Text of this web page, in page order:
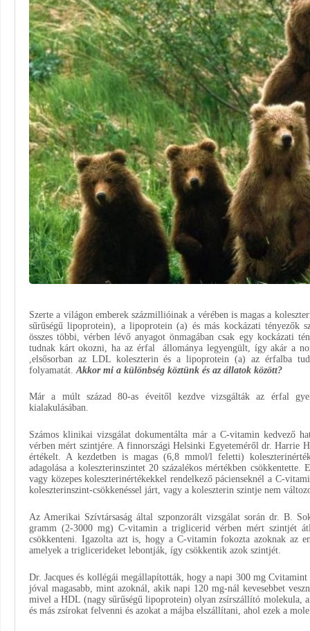
Szerte a világon emberek százmillióinak a vérében is magas a
sűrűségű lipoprotein), a lipoprotein (a) és más kockázati tényezők
összes többi, vérben lévő anyagot önmagában csak egy kockázati
tudnak kárt okozni, ha az érfal állománya legyengült, így akár a
,elsősorban az LDL koleszterin és a lipoprotein (a) az érfalba
folyamatát. Akkor mi a különbség köztünk és az állatok között?
Már a múlt század 80-as éveitől kezdve vizsgálták az érfal
kialakulásában.
Számos klinikai vizsgálat dokumentálta már a C-vitamin kedvező
vérben mért szintjére. A finnországi Helsinki Egyeteméről dr. Harrie
értékelt. A kezdetben is magas (6,8 mmol/l feletti)
adagolása a koleszterinszintet 20 százalékos mértékben csökkentette.
vagy közepes koleszterinértékekkel rendelkező pácienseknél a C-
koleszterinszint-csökkenéssel járt, vagy a koleszterin szintje nem
Az Amerikai Szívtársaság által szponzorált vizsgálat során dr. B.
gramm (2-3000 mg) C-vitamin a triglicerid vérben mért szintjét
csökkenteni. Igazolta azt is, hogy a C-vitamin fokozta azoknak az
amelyek a triglicerideket lebontják, így csökkentik azok szintjét.
Dr. Jacques és kollégái megállapították, hogy a napi 300 mg
jóval magasabb, mint azoknál, akik napi 120 mg-nál kevesebbet
mivel a HDL (nagy sűrűségű lipoprotein) olyan zsírszállító molekula,
és más zsírokat felvenni és azokat a májba elszállítani, ahol ezek a